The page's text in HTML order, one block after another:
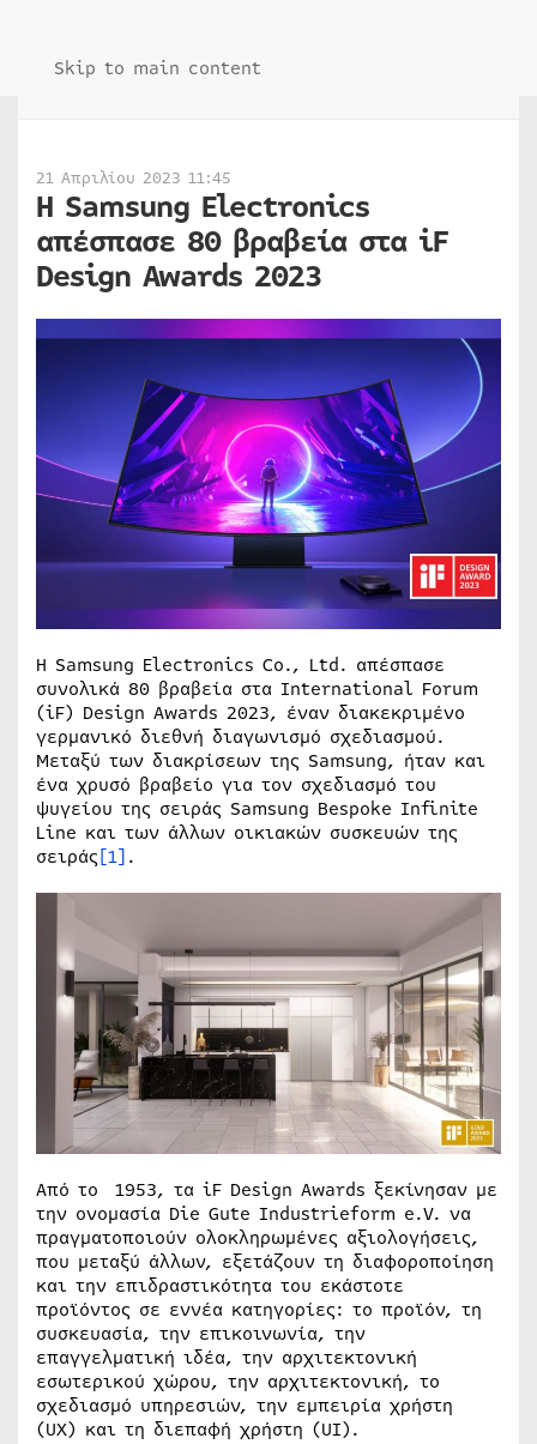
Skip to main content
21 Απριλίου 2023 11:45
Η Samsung Electronics
απέσπασε 80 βραβεία στα iF
Design Awards 2023
Η Samsung Electronics Co., Ltd. απέσπασε
συνολικά 80 βραβεία στα International Forum
(iF) Design Awards 2023, έναν διακεκριμένο
γερμανικό διεθνή διαγωνισμό σχεδιασμού.
Μεταξύ των διακρίσεων της Samsung, ήταν και
ένα χρυσό βραβείο για τον σχεδιασμό του
ψυγείου της σειράς Samsung Bespoke Infinite
Line και των άλλων οικιακών συσκευών της
σειράς[1].
Από το 1953, τα iF Design Awards ξεκίνησαν με
την ονομασία Die Gute Industrieform e.V. να
πραγματοποιούν ολοκληρωμένες αξιολογήσεις,
που μεταξύ άλλων, εξετάζουν τη διαφοροποίηση
και την επιδραστικότητα του εκάστοτε
προϊόντος σε εννέα κατηγορίες: το προϊόν, τη
συσκευασία, την επικοινωνία, την
επαγγελματική ιδέα, την αρχιτεκτονική
εσωτερικού χώρου, την αρχιτεκτονική, το
σχεδιασμό υπηρεσιών, την εμπειρία χρήστη
(UX) και τη διεπαφή χρήστη (UI).